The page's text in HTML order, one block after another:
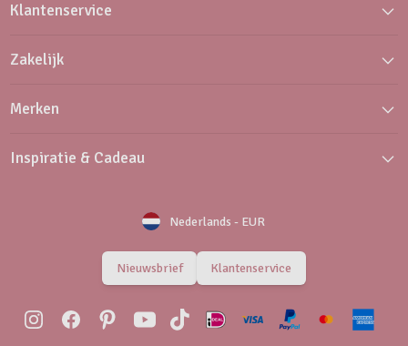
Klantenservice
Zakelijk
Merken
Inspiratie & Cadeau
Nederlands - EUR
Nieuwsbrief Klantenservice